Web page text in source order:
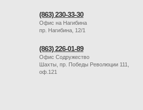
(863) 230-33-30
Офис на Нагибина
пр. Нагибина, 12/1
(863) 226-01-89
Офис Содружество
Шахты, пр. Победы Революции 111,
оф.121